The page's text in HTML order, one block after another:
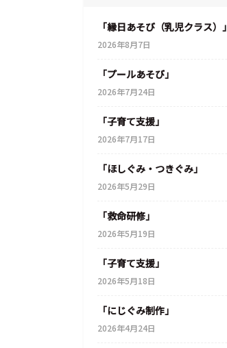
「縁日あそび（乳児クラス）」
2026年8月7日
「プールあそび」
2026年7月24日
「子育て支援」
2026年7月17日
「ほしぐみ・つきぐみ」
2026年5月29日
「救命研修」
2026年5月19日
「子育て支援」
2026年5月18日
「にじぐみ制作」
2026年4月24日